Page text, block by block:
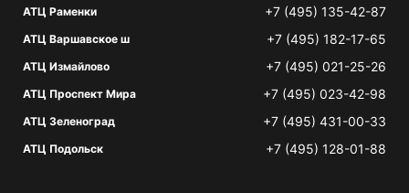
АТЦ Раменки +7 (495) 135-42-87
АТЦ Варшавское ш +7 (495) 182-17-65
АТЦ Измайлово +7 (495) 021-25-26
АТЦ Проспект Мира +7 (495) 023-42-98
АТЦ Зеленоград +7 (495) 431-00-33
АТЦ Подольск +7 (495) 128-01-88